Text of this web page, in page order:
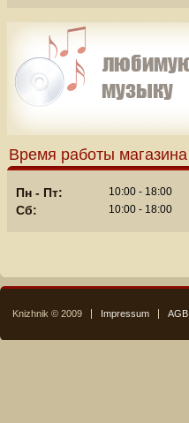
Время работы магазина
Пн - Пт: 10:00 - 18:00
Сб: 10:00 - 18:00
Knizhnik © 2009 Impressum AGB